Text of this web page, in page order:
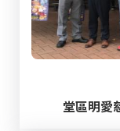
堂區明愛